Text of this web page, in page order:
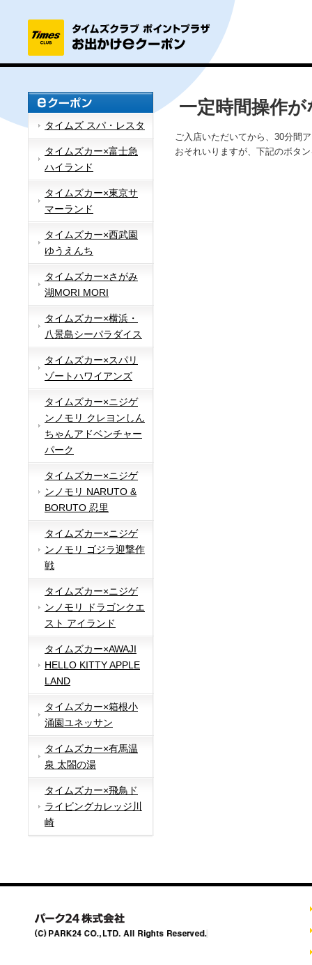
タイムズ スパ・レスタ
タイムズカー×富士急
ハイランド
タイムズカー×東京サ
マーランド
タイムズカー×西武園
ゆうえんち
タイムズカー×さがみ
湖MORI MORI
タイムズカー×横浜・
八景島シーパラダイス
タイムズカー×スパリ
ゾートハワイアンズ
タイムズカー×ニジゲ
ンノモリ クレヨンしん
ちゃんアドベンチャー
パーク
タイムズカー×ニジゲ
ンノモリ NARUTO &
BORUTO 忍里
タイムズカー×ニジゲ
ンノモリ ゴジラ迎撃作
戦
タイムズカー×ニジゲ
ンノモリ ドラゴンクエ
スト アイランド
タイムズカー×AWAJI
HELLO KITTY APPLE
LAND
タイムズカー×箱根小
涌園ユネッサン
タイムズカー×有馬温
泉 太閤の湯
タイムズカー×飛鳥ド
ライビングカレッジ川
崎
一定時間操作
ご入店いただいてから、30分間
おそれいりますが、下記のボタ